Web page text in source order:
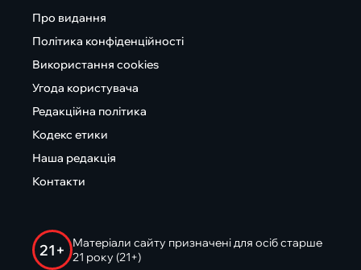
Про видання
Політика конфіденційності
Використання cookies
Угода користувача
Редакційна політика
Кодекс етики
Наша редакція
Контакти
21+
Матеріали сайту призначені для осіб старше
21 року (21+)